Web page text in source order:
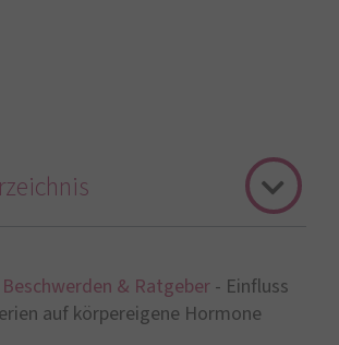
Beschwerden & Ratgeber - Einfluss
auf körpereigene Hormone